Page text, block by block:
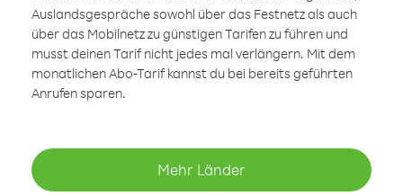
Auslandsgespräche sowohl über das Festnetz als auch
über das Mobilnetz zu günstigen Tarifen zu führen und
musst deinen Tarif nicht jedes mal verlängern. Mit dem
monatlichen Abo-Tarif kannst du bei bereits geführten
Anrufen sparen.
Mehr Länder